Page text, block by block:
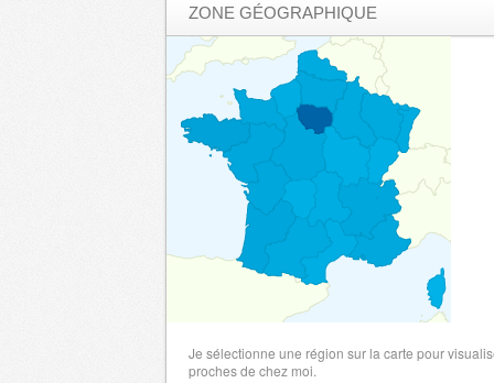
Landes - 40000 , (fr)
Loir et Cher - 41000 , (fr)
Loire - 42000 , (fr)
Haute Loire - 43000 , (fr)
LoireAtlantique - 44000 , (fr)
Loiret
- 46000 , (fr)
Lot et Garonne - 47000 , (fr)
Maine et Loire - 49000 , (fr)
Hautes Alpes - 5000 , (fr)
- 50000 , (fr)
Haute Marne - 52000 , (fr)
ZONE GÉOGRAPHIQUE
Je sélectionne une région sur la carte pour
proches de chez moi.